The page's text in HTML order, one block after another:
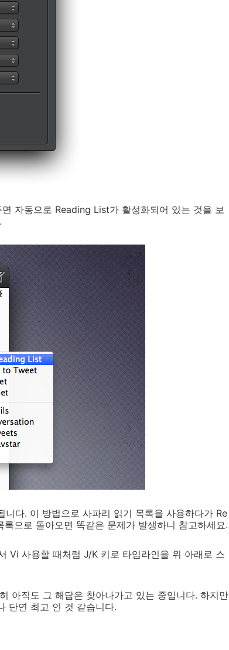
자동으로 Reading List가 활성화되어 있는 것을 보
다. 이 방법으로 사파리 읽기 목록을 사용하다가 Re
으로 돌아오면 똑같은 문제가 발생하니 참고하세요.
Vi 사용할 때처럼 J/K 키로 타임라인을 위 아래로 스
아직도 그 해답은 찾아나가고 있는 중입니다. 하지만
단연 최고 인 것 같습니다.